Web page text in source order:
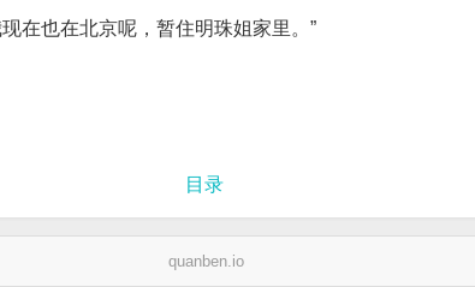
在也在北京呢，暂住明珠姐家里。”
目录
quanben.io